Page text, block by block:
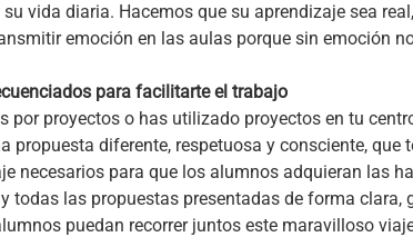
su vida diaria. Hacemos que su aprendizaje sea
emoción en las aulas porque sin emoción
para facilitarte el trabajo
por proyectos o has utilizado proyectos en tu
propuesta diferente, respetuosa y consciente,
necesarios para que los alumnos adquieran las
todas las propuestas presentadas de forma clara,
puedan recorrer juntos este maravilloso